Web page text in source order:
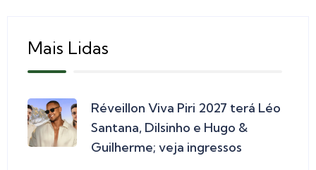
Mais Lidas
Réveillon Viva Piri 2027 terá Léo
Santana, Dilsinho e Hugo &
Guilherme; veja ingressos